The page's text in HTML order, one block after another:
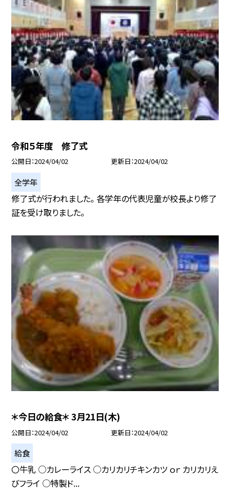
令和５年度 修了式
公開日 2024/04/02 更新日 2024/04/02
全学年
修了式が行われました。 各学年の代表児童が校長より修了
証を受け取りました。
＊今日の給食＊ 3月21日(木)
公開日 2024/04/02 更新日 2024/04/02
給食
〇牛乳 ○カレーライス ○カリカリチキンカツ ｏｒ カリカリえ
びフライ ○特製ド...